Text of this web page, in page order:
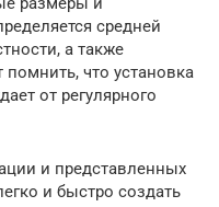
средней
а также
что установка
от регулярного
и представленных
и быстро создать